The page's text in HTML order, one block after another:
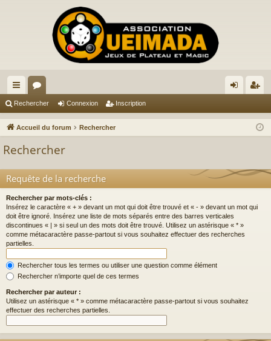
ac
co
s
or
u ne cri
Rechercher Connexion Inscription
Accueil du forum Rechercher
Rechercher
Requête de la recherche
Rechercher par mots-clés :
Insérez le caractère « + » devant un mot qui doit être trouvé et « - » devant un mot qui
doit être ignoré. Insérez une liste de mots séparés entre des barres verticales
discontinues « | » si seul un des mots doit être trouvé. Utilisez un astérisque « * »
comme métacaractère passe-partout si vous souhaitez effectuer des recherches
partielles.
Rechercher tous les termes ou utiliser une question comme élément
Rechercher n’importe quel de ces termes
Rechercher par auteur :
Utilisez un astérisque « * » comme métacaractère passe-partout si vous souhaitez
effectuer des recherches partielles.